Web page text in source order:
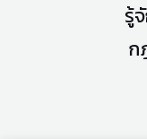
รู้
ก